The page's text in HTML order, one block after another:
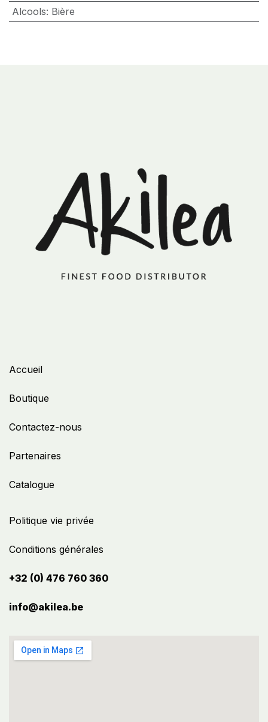
Alcools: Bière
Politique vie privée
Conditions générales
+32 (0) 476 760 360
info@akilea.be​
Accueil
Boutique
Contactez-nous
Partenaires
Catalogue